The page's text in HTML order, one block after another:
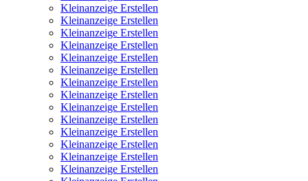
Kleinanzeige Erstellen
Kleinanzeige Erstellen
Kleinanzeige Erstellen
Kleinanzeige Erstellen
Kleinanzeige Erstellen
Kleinanzeige Erstellen
Kleinanzeige Erstellen
Kleinanzeige Erstellen
Kleinanzeige Erstellen
Kleinanzeige Erstellen
Kleinanzeige Erstellen
Kleinanzeige Erstellen
Kleinanzeige Erstellen
Kleinanzeige Erstellen